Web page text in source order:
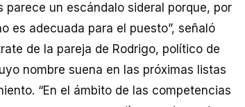
parece un escándalo sideral porque, por
es adecuada para el puesto”, señaló
de la pareja de Rodrigo, político de
nombre suena en las próximas listas
“En el ámbito de las competencias